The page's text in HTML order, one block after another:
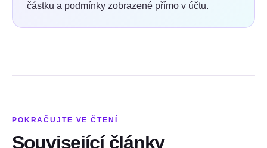
částku a podmínky zobrazené přímo v účtu.
POKRAČUJTE VE ČTENÍ
Související články